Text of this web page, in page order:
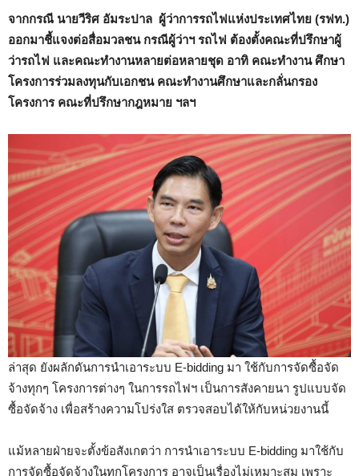
จากกรณี นายวีริศ อัมระปาล ผู้ว่าการรถไฟแห่งประเทศไทย (รฟท.)
ออกมาชี้แจงต่อสื่อมวลชน กรณีผู้ว่าฯ รถไฟ ต้องตั้งคณะที่ปรึกษาผู้
ว่ารถไฟ และคณะทำงานหลายต่อหลายชุด อาทิ คณะทำงาน ศึกษา
โครงการร่วมลงทุนกับเอกชน คณะทำงานศึกษาและกลั่นกรอง
โครงการ คณะที่ปรึกษากฎหมาย ฯลฯ
ล่าสุด ยังผลักดันการนำเอาระบบ E-bidding มา ใช้กับการจัดซื้อจัด
จ้างทุกๆ โครงการต่างๆ ในการรถไฟฯ เป็นการสังคายนา รูปแบบจัด
ซื้อจัดจ้าง เพื่อสร้างความโปร่งใส ตรวจสอบได้ให้กับหน่วยงานนี้
แม้หลายฝ่ายจะตั้งข้อสังเกตว่า การนำเอาระบบ E-bidding มาใช้กับ
การจัดซื้อจัดจ้างในทุกโครงการ อาจเป็นเรื่องไม่เหมาะสม เพราะ